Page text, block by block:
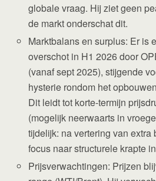
globale vraag. Hij ziet geen
de markt onderschat dit.
Marktbalans en surplus: Er is
overschot in H1 2026 door
(vanaf sept 2025), stijgende
hysterie rondom het
Dit leidt tot korte-termijn
(mogelijk neerwaarts in
tijdelijk: na vertering van extra
focus naar structurele krapte
Prijsverwachtingen: Prijzen